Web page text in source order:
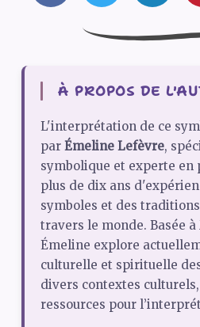
À PROPOS DE
L'interprétation de ce
par Émeline Lefèvre,
symbolique et experte en
plus de dix ans
symboles et des
travers le monde. Basée
Émeline explore
culturelle et spirituelle
divers contextes
ressources pour